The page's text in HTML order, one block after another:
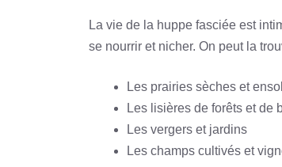
La vie de la huppe fasciée est
se nourrir et nicher. On peut la
Les prairies sèches et
Les lisières de forêts et de
Les vergers et jardins
Les champs cultivés et